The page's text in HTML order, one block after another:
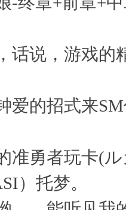
话说，游戏的
爱的招式来
准勇者玩卡(
）托梦。